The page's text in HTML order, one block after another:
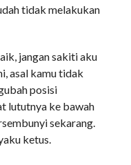
tidak melakukan
jangan sakiti aku
asal kamu tidak
posisi
lututnya ke bawah
sekarang.
ketus.